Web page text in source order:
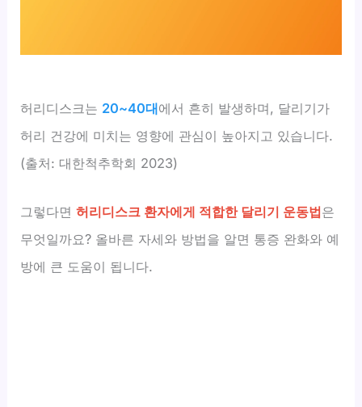
허리디스크는 20~40대에서 흔히 발생하며, 달리기가
허리 건강에 미치는 영향에 관심이 높아지고 있습니다.
(출처: 대한척추학회 2023)
그렇다면허리디스크 환자에게 적합한 달리기 운동법은
무엇일까요? 올바른 자세와 방법을 알면 통증 완화와 예
방에 큰 도움이 됩니다.